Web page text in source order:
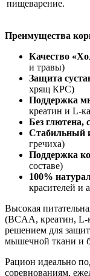
пищеварение.
Преимущества
Качество
и травы)
Защита
хрящ КРС)
Поддержка
креатин и L-
Без
Стабильный
гречиха)
Поддержка
составе)
100%
красителей и
Высокая
(BCAA, креатин, L-
решением для
мышечной ткани и
Рацион идеально
соревнованиям,